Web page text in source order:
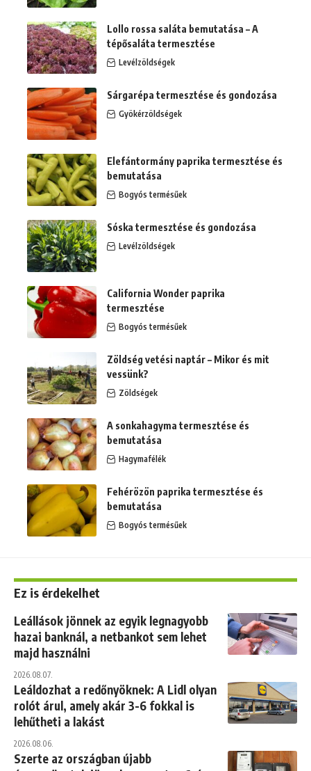
Lollo rossa saláta bemutatása – A
tépősaláta termesztése
Levélzöldségek
Sárgarépa termesztése és gondozása
Gyökérzöldségek
Elefántormány paprika termesztése és
bemutatása
Bogyós termésűek
Sóska termesztése és gondozása
Levélzöldségek
California Wonder paprika
termesztése
Bogyós termésűek
Zöldség vetési naptár – Mikor és mit
vessünk?
Zöldségek
A sonkahagyma termesztése és
bemutatása
Hagymafélék
Fehérözön paprika termesztése és
bemutatása
Bogyós termésűek
Ez is érdekelhet
Leállások jönnek az egyik legnagyobb
hazai banknál, a netbankot sem lehet
majd használni
2026.08.07.
Leáldozhat a redőnyöknek: A Lidl olyan
rolót árul, amely akár 3-6 fokkal is
lehűtheti a lakást
2026.08.06.
Szerte az országban újabb